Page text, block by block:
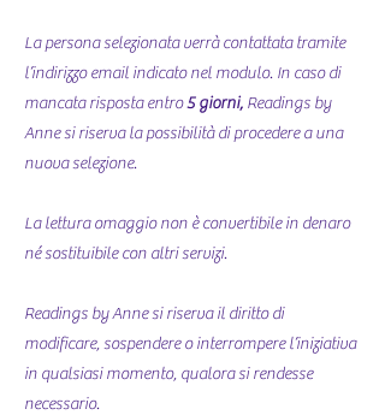
La persona selezionata verrà contattata tramite
l’indirizzo email indicato nel modulo. In caso di
mancata risposta entro5 giorni, Readings by
Anne si riserva la possibilità di procedere a una
nuova selezione.
La lettura omaggio non è convertibile in denaro
né sostituibile con altri servizi.
Readings by Anne si riserva il diritto di
modificare, sospendere o interrompere l’iniziativa
in qualsiasi momento, qualora si rendesse
necessario.